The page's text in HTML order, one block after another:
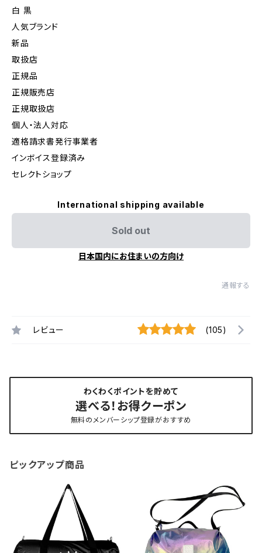
白 黒
人気ブランド
新品
取扱店
正規品
正規販売店
正規取扱店
個人・法人対応
適格請求書発行事業者
インボイス登録済み
セレクトショップ
International shipping available
Sold out
日本国内にお住まいの方向け
通報する
レビュー (105)
わくわくポイントを貯めて
選べる！お得クーポン
無料のメンバーシップ登録がおすすめ
ピックアップ商品